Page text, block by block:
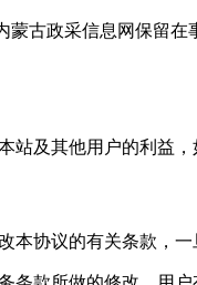
蒙古政采信息网保留
站及其他用户的利益
本协议的有关条款，